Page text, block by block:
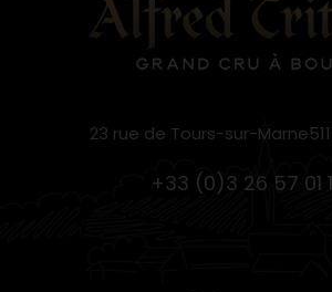
23 rue de Tours-sur-
+33 (0)3 26 57 01